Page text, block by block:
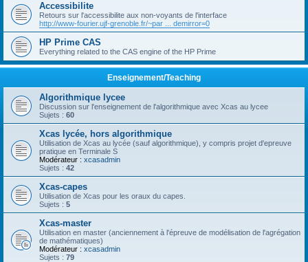
Accessibilite
Retours sur l'accessibilite aux non-voyants de l'interface
http://www-fourier.ujf-grenoble.fr/~par ... demirror=0
HP Prime CAS
Everything related to the CAS engine of the HP Prime
Enseignement/Teaching
Algorithmique lycee
Discussion sur l'enseignement de l'algorithmique avec Xcas au lycee
Sujets : 60
Xcas lycée, hors algorithmique
Utilisation de Xcas au lycée (sauf algorithmique), y compris projet d'epreuve
pratique en Terminale S
Modérateur : xcasadmin
Sujets : 42
Xcas-capes
Utilisation de Xcas pour les oraux du capes.
Sujets : 5
Xcas-master
Utilisation en master (anciennement à l'épreuve de modélisation de l'agrégation
de mathématiques)
Modérateur : xcasadmin
Sujets : 79